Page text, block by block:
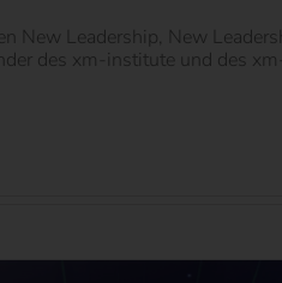
New Leadership, New
des xm-institute und des